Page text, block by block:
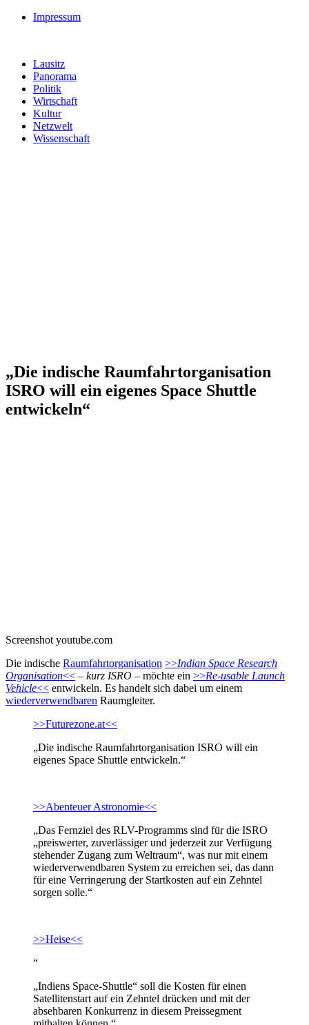
Impressum
Lausitz
Panorama
Politik
Wirtschaft
Kultur
Netzwelt
Wissenschaft
„Die indische Raumfahrtorganisation
ISRO will ein eigenes Space Shuttle
entwickeln“
Screenshot youtube.com
Die indische Raumfahrtorganisation >>Indian Space Research
Organisation<< – kurz ISRO – möchte ein >>Re-usable Launch
Vehicle<< entwickeln. Es handelt sich dabei um einem
wiederverwendbaren Raumgleiter.
>>Futurezone.at<<
„Die indische Raumfahrtorganisation ISRO will ein
eigenes Space Shuttle entwickeln.“
>>Abenteuer Astronomie<<
„Das Fernziel des RLV-Programms sind für die ISRO
„preiswerter, zuverlässiger und jederzeit zur Verfügung
stehender Zugang zum Weltraum“, was nur mit einem
wiederverwendbaren System zu erreichen sei, das dann
für eine Verringerung der Startkosten auf ein Zehntel
sorgen solle.“
>>Heise<<
“
„Indiens Space-Shuttle“ soll die Kosten für einen
Satellitenstart auf ein Zehntel drücken und mit der
absehbaren Konkurrenz in diesem Preissegment